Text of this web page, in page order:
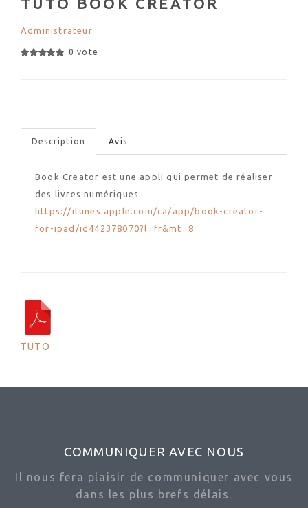
TUTO BOOK CREATOR
Administrateur
0 vote
Description Avis
Book Creator est une appli qui permet de réaliser
des livres numériques.
https://itunes.apple.com/ca/app/book-creator-
for-ipad/id442378070?l=fr&mt=8
TUTO
COMMUNIQUER AVEC NOUS
Il nous fera plaisir de communiquer avec vous
dans les plus brefs délais.